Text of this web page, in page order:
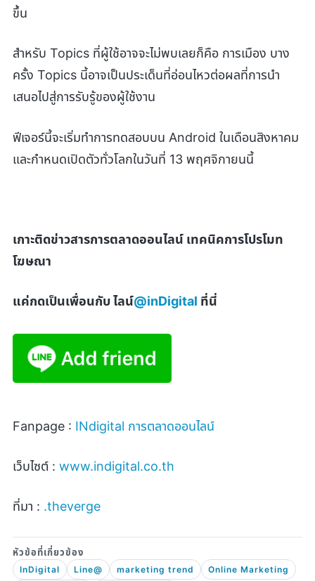
ขึ้น
สำหรับ Topics ที่ผู้ใช้อาจจะไม่พบเลยก็คือ การเมือง บาง
ครั้ง Topics นี้อาจเป็นประเด็นที่อ่อนไหวต่อผลที่การนำ
เสนอไปสู่การรับรู้ของผู้ใช้งาน
ฟีเจอร์นี้จะเริ่มทำการทดสอบบน Android ในเดือนสิงหาคม
และกำหนดเปิดตัวทั่วโลกในวันที่ 13 พฤศจิกายนนี้
เกาะติดข่าวสารการตลาดออนไลน์ เทคนิคการโปรโมท
โฆษณา
แค่กดเป็นเพื่อนกับ ไลน์@inDigital ที่นี่
Fanpage : INdigital การตลาดออนไลน์
เว็บไซต์ : www.indigital.co.th
ที่มา : .theverge
InDigital Line@ marketing trend Online Marketing